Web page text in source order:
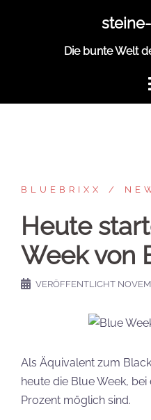
Die bunte Welt
BLUEBRIXX
Heute
Week von
VERÖFFENTLICHT
Als Äquivalent zum
heute die Blue Week,
Prozent möglich sind.